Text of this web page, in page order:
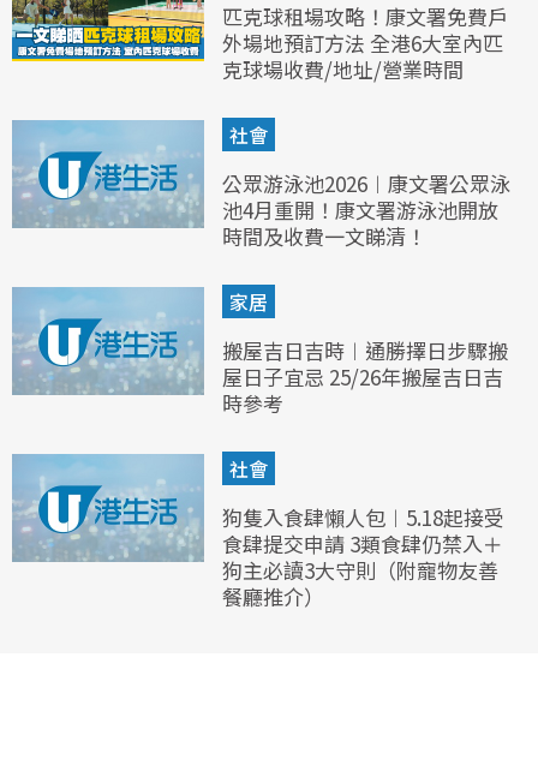
匹克球租場攻略！康文署免費戶
外場地預訂方法 全港6大室內匹
克球場收費/地址/營業時間
社會
公眾游泳池2026︱康文署公眾泳
池4月重開！康文署游泳池開放
時間及收費一文睇清！
家居
搬屋吉日吉時︱通勝擇日步驟搬
屋日子宜忌 25/26年搬屋吉日吉
時參考
社會
狗隻入食肆懶人包︱5.18起接受
食肆提交申請 3類食肆仍禁入＋
狗主必讀3大守則（附寵物友善
餐廳推介）